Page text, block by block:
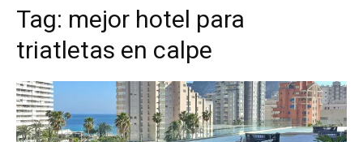
World
Thru
Tag: mejor hotel para
triatletas en calpe